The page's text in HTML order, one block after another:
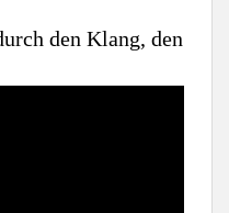
den Klang, den